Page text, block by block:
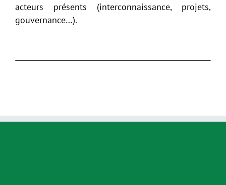
acteurs présents (interconnaissance, projets,
gouvernance…).